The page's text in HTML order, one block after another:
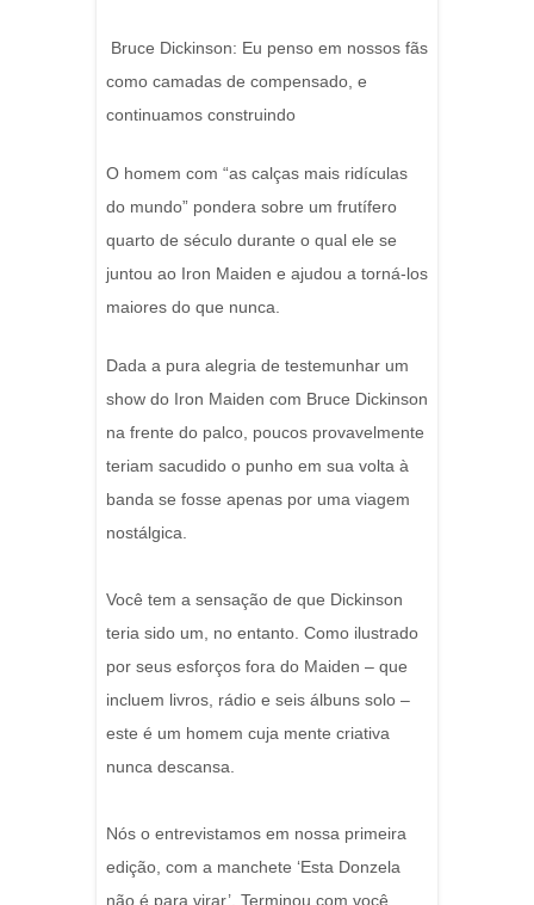
Bruce Dickinson: Eu penso em nossos fãs
como camadas de compensado, e
continuamos construindo
O homem com “as calças mais ridículas
do mundo” pondera sobre um frutífero
quarto de século durante o qual ele se
juntou ao Iron Maiden e ajudou a torná-los
maiores do que nunca.
Dada a pura alegria de testemunhar um
show do Iron Maiden com Bruce Dickinson
na frente do palco, poucos provavelmente
teriam sacudido o punho em sua volta à
banda se fosse apenas por uma viagem
nostálgica.
Você tem a sensação de que Dickinson
teria sido um, no entanto. Como ilustrado
por seus esforços fora do Maiden – que
incluem livros, rádio e seis álbuns solo –
este é um homem cuja mente criativa
nunca descansa.
Nós o entrevistamos em nossa primeira
edição, com a manchete ‘Esta Donzela
não é para virar’. Terminou com você